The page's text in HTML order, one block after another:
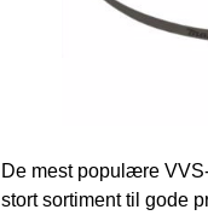
De mest populære
stort sortiment til gode